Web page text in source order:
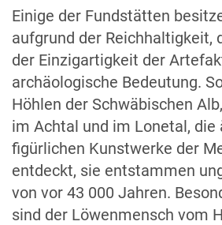
Einige der Fundstätten
aufgrund der Reichhaltigkeit,
der Einzigartigkeit der
archäologische Bedeutung.
Höhlen der Schwäbischen
im Achtal und im Lonetal,
figürlichen Kunstwerke der
entdeckt, sie entstammen
von vor 43 000 Jahren.
sind der Löwenmensch vom